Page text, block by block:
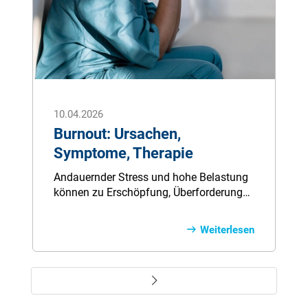
10.04.2026
Burnout: Ursachen,
Symptome, Therapie
Andauernder Stress und hohe Belastung
können zu Erschöpfung, Überforderung
dann von Burnout gesprochen. Wer unter
diesem „Ausgebranntsein“ leidet, sollte
sich ärztliche Hilfe suchen.
Weiterlesen